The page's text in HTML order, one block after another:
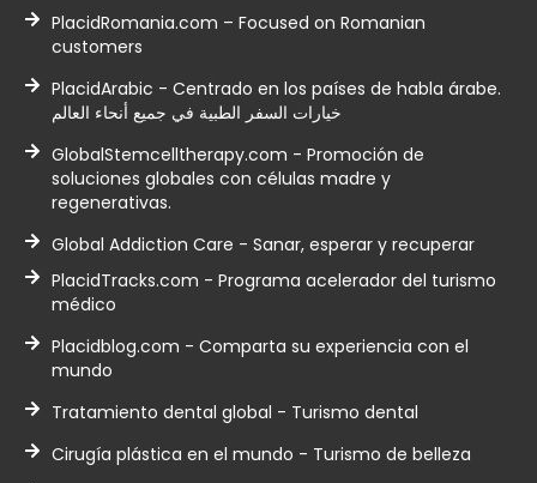
PlacidRomania.com – Focused on Romanian
customers
PlacidArabic - Centrado en los países de habla árabe.
خيارات السفر الطبية في جميع أنحاء العالم
GlobalStemcelltherapy.com - Promoción de
soluciones globales con células madre y
regenerativas.
Global Addiction Care - Sanar, esperar y recuperar
PlacidTracks.com - Programa acelerador del turismo
médico
Placidblog.com - Comparta su experiencia con el
mundo
Tratamiento dental global - Turismo dental
Cirugía plástica en el mundo - Turismo de belleza